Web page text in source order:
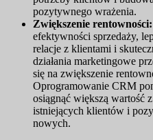
pozytywnego wrażenia.
Zwiększenie rentowności:
efektywności sprzedaży,
relacje z klientami i
działania marketingowe
się na zwiększenie
Oprogramowanie CRM
osiągnąć większą wartość z
istniejących klientów i
nowych.